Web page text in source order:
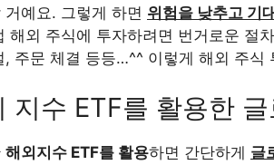
거예요. 그렇게 하면 위험을 낮추고 기
해외 주식에 투자하려면 번거로운 절
, 주문 체결 등등…^^ 이렇게 해외 주식
지수 ETF를 활용한
해외지수 ETF를 활용하면 간단하게 글